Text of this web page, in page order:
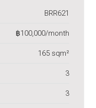
BRR621
฿100,000/month
165 sqm²
3
3